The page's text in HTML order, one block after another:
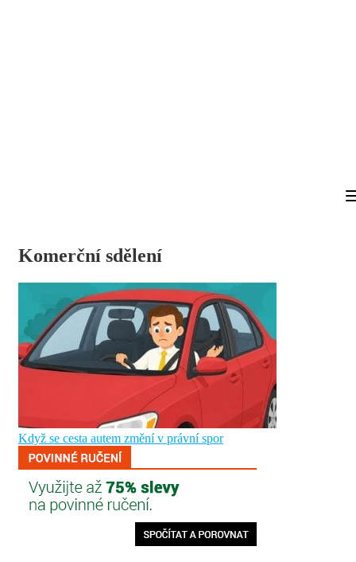
Komerční sdělení
Když se cesta autem změní v právní spor